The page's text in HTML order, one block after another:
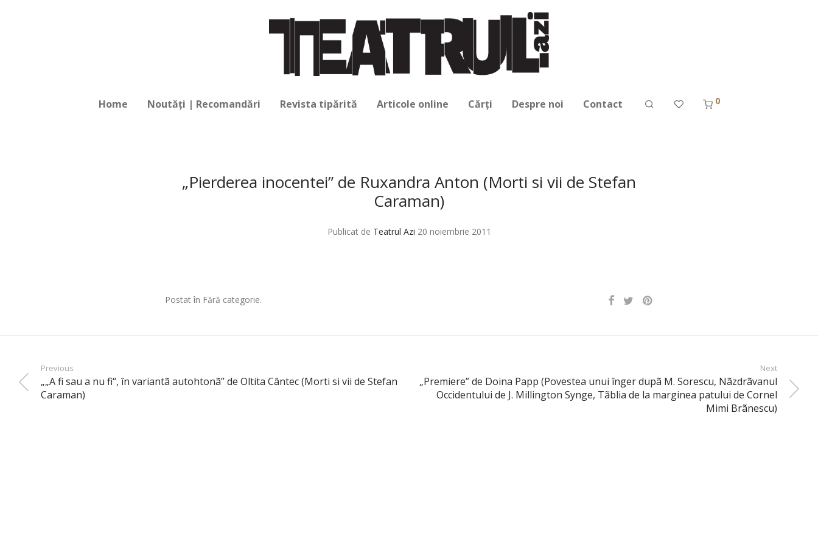
Home Noutăți | Recomandări Revista tipărită Articole online Cărți Despre noi Contact 0
„Pierderea inocentei” de Ruxandra Anton (Morti si vii de Stefan
Caraman)
Publicat de Teatrul Azi 20 noiembrie 2011
Postat în Fără categorie.
Previous
„„A fi sau a nu fi“, în variantã autohtonã” de Oltita Cântec (Morti si vii de Stefan
Caraman)
Next
„Premiere” de Doina Papp (Povestea unui înger dupã M. Sorescu, Nãzdrãvanul
Occidentului de J. Millington Synge, Tãblia de la marginea patului de Cornel
Mimi Brãnescu)